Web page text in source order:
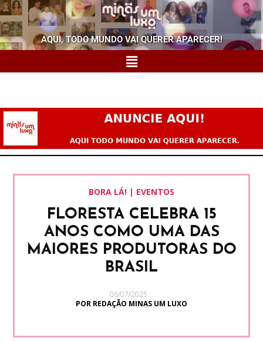
AQUI, TODO MUNDO VAI QUERER APARECER!
BORA LÁ! | EVENTOS
FLORESTA CELEBRA 15
ANOS COMO UMA DAS
MAIORES PRODUTORAS DO
BRASIL
06/07/2025
POR REDAÇÃO MINAS UM LUXO